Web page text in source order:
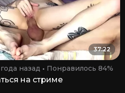
37:22
назад Понравилось 84%
на стриме